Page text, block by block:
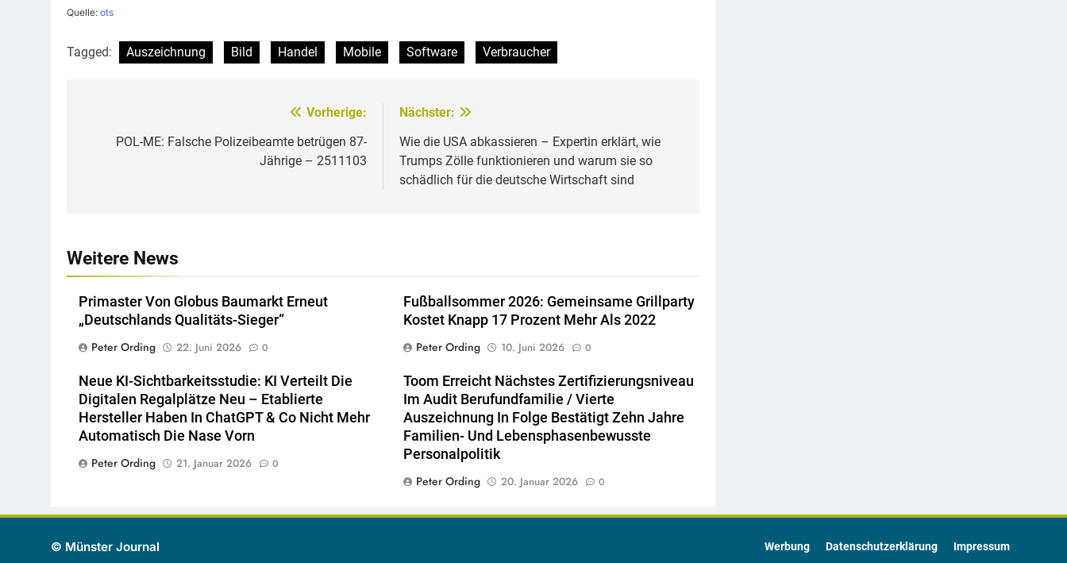
Quelle: ots
Tagged: Auszeichnung Bild Handel Mobile Software Verbraucher
Vorherige:
POL-ME: Falsche Polizeibeamte betrügen 87-
Jährige – 2511103
Nächster:
Wie die USA abkassieren – Expertin erklärt, wie
Trumps Zölle funktionieren und warum sie so
schädlich für die deutsche Wirtschaft sind
Weitere News
Primaster Von Globus Baumarkt Erneut
„Deutschlands Qualitäts-Sieger“
Peter Ording
22. Juni 2026 0
Fußballsommer 2026: Gemeinsame Grillparty
Kostet Knapp 17 Prozent Mehr Als 2022
Peter Ording
10. Juni 2026 0
Neue KI-Sichtbarkeitsstudie: KI Verteilt Die
Digitalen Regalplätze Neu – Etablierte
Hersteller Haben In ChatGPT & Co Nicht Mehr
Automatisch Die Nase Vorn
Peter Ording
21. Januar 2026 0
Toom Erreicht Nächstes Zertifizierungsniveau
Im Audit Berufundfamilie / Vierte
Auszeichnung In Folge Bestätigt Zehn Jahre
Familien- Und Lebensphasenbewusste
Personalpolitik
Peter Ording
20. Januar 2026 0
© Münster Journal Werbung Datenschutzerklärung Impressum